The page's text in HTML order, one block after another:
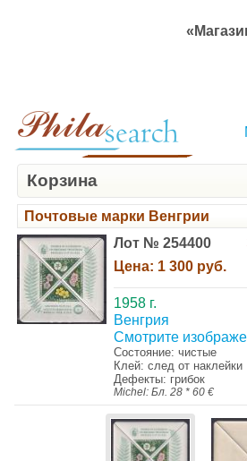
Корзина
Почтовые марки Венгрии
Лот № 254400
Цена: 1 300 руб.
1958 г.
Венгрия
Смотрите
Состояние: чистые
Клей: след от наклейки
Дефекты: грибок
Michel: Бл. 28 * 60 €